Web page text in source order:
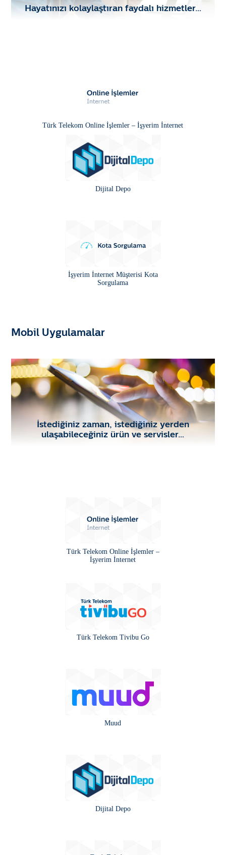
Hayatınızı kolaylaştıran faydalı hizmetler…
Türk Telekom Online İşlemler – İşyerim İnternet
Dijital Depo
İşyerim İnternet Müşterisi Kota
Sorgulama
Mobil Uygulamalar
İstediğiniz zaman, istediğiniz yerden
ulaşabileceğiniz ürün ve servisler…
Türk Telekom Online İşlemler –
İşyerim İnternet
Türk Telekom Tivibu Go
Muud
Dijital Depo